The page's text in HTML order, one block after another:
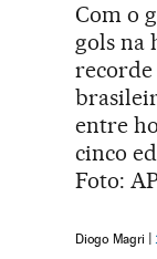
Com o
gols na
recorde
entre
cinco
Foto:
Diogo Magri